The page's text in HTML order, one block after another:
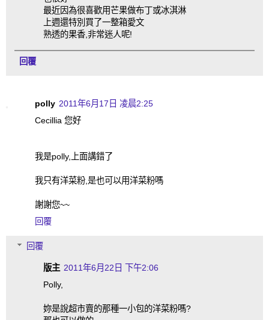
最近因為很喜歡用芒果做布丁或冰淇淋
上週還特別買了一整箱愛文
熟透的果香,非常迷人呢!
回覆
polly 2011年6月17日 凌晨2:25
Cecillia 您好
我是polly,上面講錯了
我只有洋菜粉,是也可以用洋菜粉嗎
謝謝您~~
回覆
回覆
版主 2011年6月22日 下午2:06
Polly,
妳是說超市賣的那種一小包的洋菜粉嗎?